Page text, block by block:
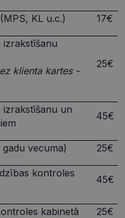
KL u.c.) 17€
izrakstīšanu
klienta kartes -
25€
izrakstīšanu un
45€
vecuma) 25€
kontroles
45€
kabinetā 25€